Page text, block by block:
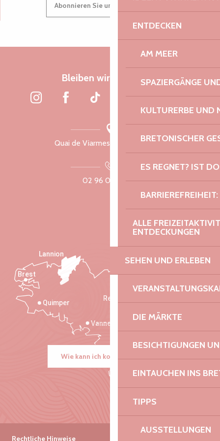
ENTDECKEN
AM MEER
SPAZIERGÄNGE
KULTURERBE UND
BRETONISCHER
ES REGNET? IST
ALLE
ENTDECKUNGEN
SEHEN UND ERLEBEN
DIE MÄRKTE
BESICHTIGUNGEN
EINTAUCHEN INS
TIPPS
AUSSTELLUNGEN
Abonnieren Sie unseren Newsletter
Bleiben wir verbunden
Quai de Viarmes, 22300 Lannion
02 96 05 60 70
Rennes
Vannes
Quimper
Lannion
Brest
Wie kann ich kommen?
Rechtliche Hinweise